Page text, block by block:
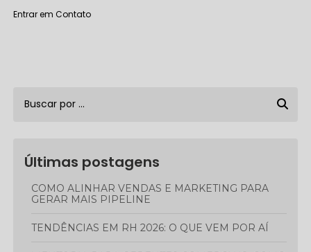
Entrar em Contato
Últimas postagens
COMO ALINHAR VENDAS E MARKETING PARA
GERAR MAIS PIPELINE
TENDÊNCIAS EM RH 2026: O QUE VEM POR AÍ